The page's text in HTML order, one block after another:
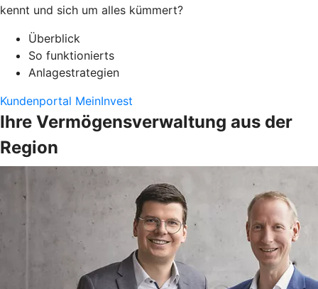
kennt und sich um alles kümmert?
Überblick
So funktionierts
Anlagestrategien
Kundenportal MeinInvest
Ihre Vermögensverwaltung aus der
Region